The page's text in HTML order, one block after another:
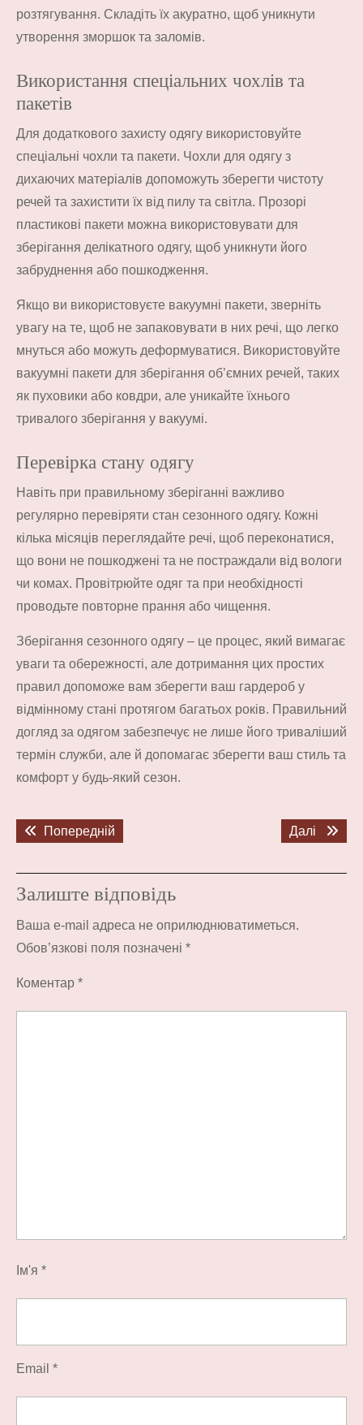
розтягування. Складіть їх акуратно, щоб уникнути
утворення зморшок та заломів.
Використання спеціальних чохлів та
пакетів
Для додаткового захисту одягу використовуйте
спеціальні чохли та пакети. Чохли для одягу з
дихаючих матеріалів допоможуть зберегти чистоту
речей та захистити їх від пилу та світла. Прозорі
пластикові пакети можна використовувати для
зберігання делікатного одягу, щоб уникнути його
забруднення або пошкодження.
Якщо ви використовуєте вакуумні пакети, зверніть
увагу на те, щоб не запаковувати в них речі, що легко
мнуться або можуть деформуватися. Використовуйте
вакуумні пакети для зберігання об’ємних речей, таких
як пуховики або ковдри, але уникайте їхнього
тривалого зберігання у вакуумі.
Перевірка стану одягу
Навіть при правильному зберіганні важливо
регулярно перевіряти стан сезонного одягу. Кожні
кілька місяців переглядайте речі, щоб переконатися,
що вони не пошкоджені та не постраждали від вологи
чи комах. Провітрюйте одяг та при необхідності
проводьте повторне прання або чищення.
Зберігання сезонного одягу – це процес, який вимагає
уваги та обережності, але дотримання цих простих
правил допоможе вам зберегти ваш гардероб у
відмінному стані протягом багатьох років. Правильний
догляд за одягом забезпечує не лише його триваліший
термін служби, але й допомагає зберегти ваш стиль та
комфорт у будь-який сезон.
записів
Попередній Далі
Залиште відповідь
Ваша e-mail адреса не оприлюднюватиметься.
Обов’язкові поля позначені *
Коментар *
Ім'я *
Email *